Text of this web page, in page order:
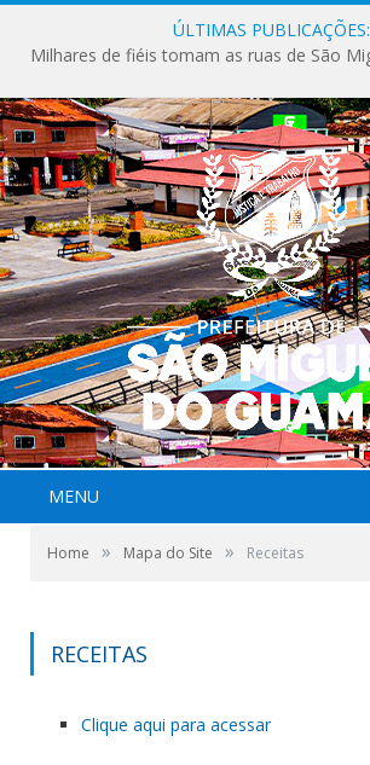
ÚLTIMAS PUBLICAÇÕES:
MENU
Home » Mapa do Site » Receitas
RECEITAS
Clique aqui para acessar